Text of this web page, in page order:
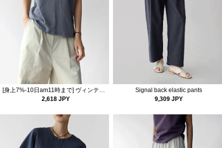
[身上7%-10日am11時まで] ヴィンテージコットンウォッシュスリーブリストップ
2,618 JPY
Signal back elastic pants
9,309 JPY